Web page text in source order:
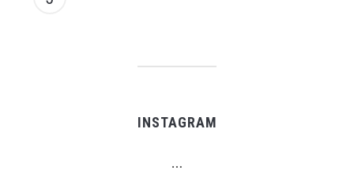
INSTAGRAM
…